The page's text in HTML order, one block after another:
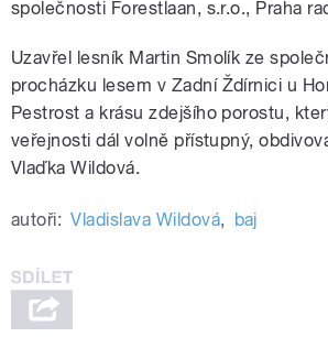
společnosti Forestlaan, s.r.o., Praha
Uzavřel lesník Martin Smolík ze
procházku lesem v Zadní Ždírnici u
Pestrost a krásu zdejšího porostu,
veřejnosti dál volně přístupný,
Vlaďka Wildová.
autoři: Vladislava Wildová, baj